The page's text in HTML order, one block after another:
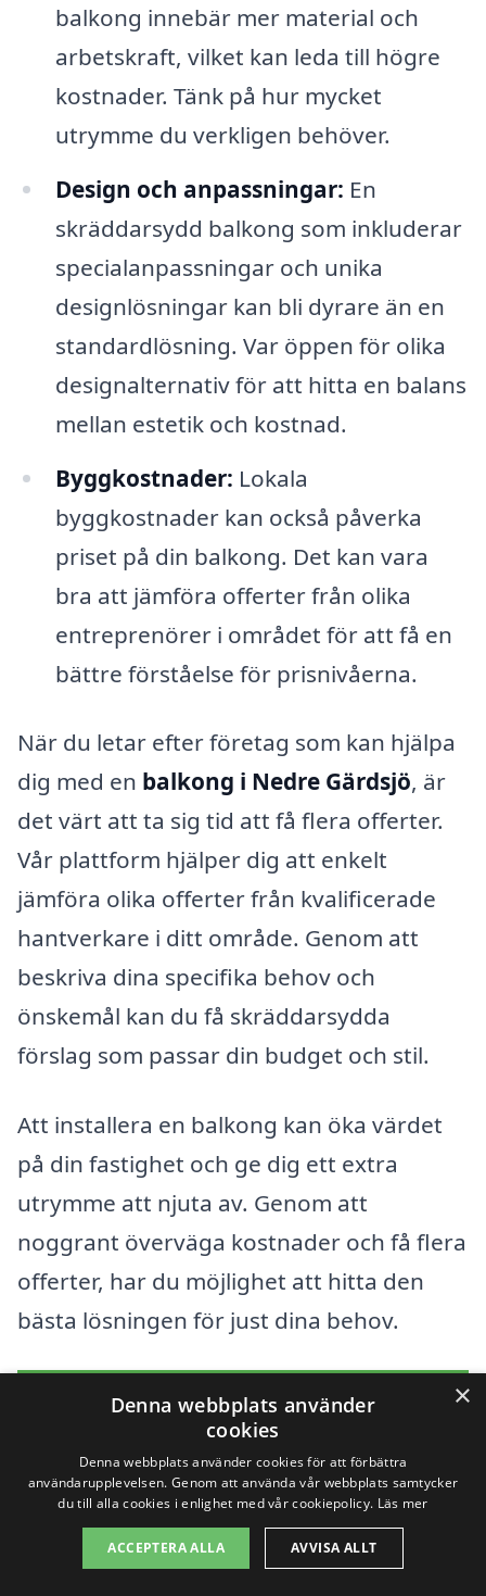
balkong innebär mer material och
arbetskraft, vilket kan leda till högre
kostnader. Tänk på hur mycket
utrymme du verkligen behöver.
Design och anpassningar: En
skräddarsydd balkong som inkluderar
specialanpassningar och unika
designlösningar kan bli dyrare än en
standardlösning. Var öppen för olika
designalternativ för att hitta en balans
mellan estetik och kostnad.
Byggkostnader: Lokala
byggkostnader kan också påverka
priset på din balkong. Det kan vara
bra att jämföra offerter från olika
entreprenörer i området för att få en
bättre förståelse för prisnivåerna.
När du letar efter företag som kan hjälpa
dig med en balkong i Nedre Gärdsjö, är
det värt att ta sig tid att få flera offerter.
Vår plattform hjälper dig att enkelt
jämföra olika offerter från kvalificerade
hantverkare i ditt område. Genom att
beskriva dina specifika behov och
önskemål kan du få skräddarsydda
förslag som passar din budget och stil.
Att installera en balkong kan öka värdet
på din fastighet och ge dig ett extra
utrymme att njuta av. Genom att
noggrant överväga kostnader och få flera
offerter, har du möjlighet att hitta den
bästa lösningen för just dina behov.
Få 3 erbjudanden, gratis och utan
Sök efter en
×
Denna webbplats använder
cookies
Denna webbplats använder cookies för att förbättra
användarupplevelsen. Genom att använda vår webbplats samtycker
du till alla cookies i enlighet med vår cookiepolicy. Läs mer
ACCEPTERA ALLA AVVISA ALLT